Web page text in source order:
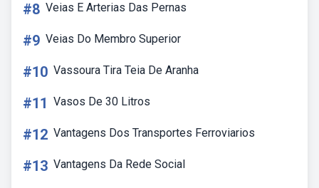
#8 Veias E Arterias Das Pernas
#9 Veias Do Membro Superior
#10 Vassoura Tira Teia De Aranha
#11 Vasos De 30 Litros
#12 Vantagens Dos Transportes Ferroviarios
#13 Vantagens Da Rede Social